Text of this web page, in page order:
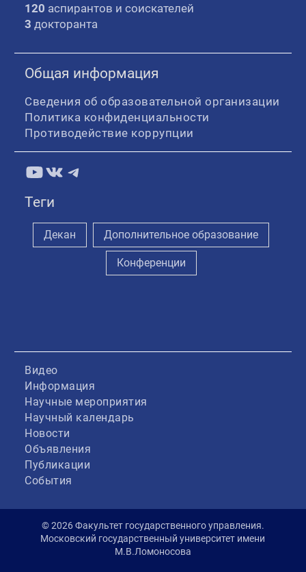
120 аспирантов и соискателей
3 докторанта
Общая информация
Сведения об образовательной организации
Политика конфиденциальности
Противодействие коррупции
YouTube
ВКонтакте
Telegram
Теги
Декан Дополнительное образование
Конференции
Видео
Информация
Научные мероприятия
Научный календарь
Новости
Объявления
Публикации
События
© 2026 Факультет государственного управления.
Московский государственный университет имени
М.В.Ломоносова